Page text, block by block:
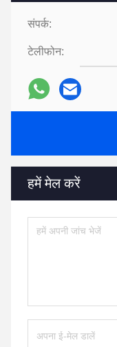
संपर्क:
टेलीफोन:
हमें मेल करें